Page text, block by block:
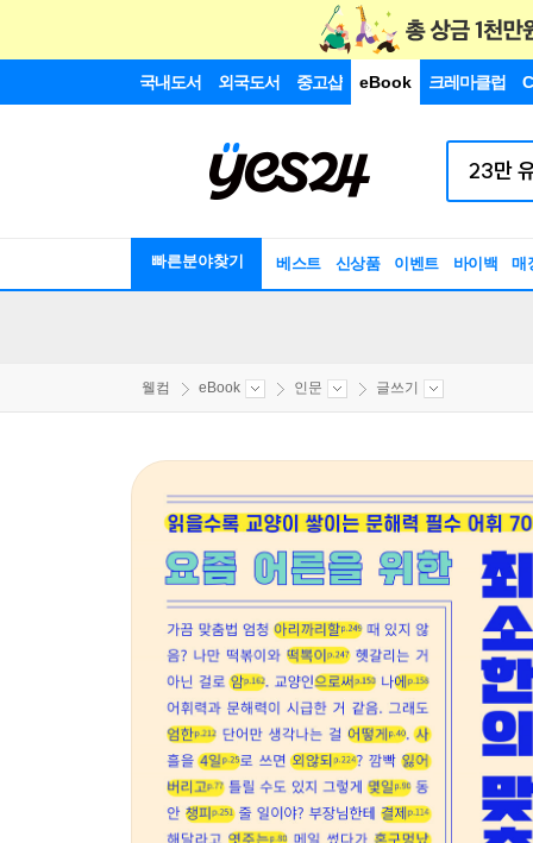
국내도서 외국도서 중고샵 eBook 크레마클럽
빠른분야찾기 베스트 신상품 이벤트 바이백 매
웰컴 eBook 인문 글쓰기